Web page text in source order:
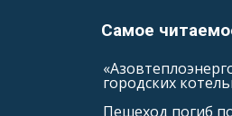
Самое
городских
Пешеход погиб